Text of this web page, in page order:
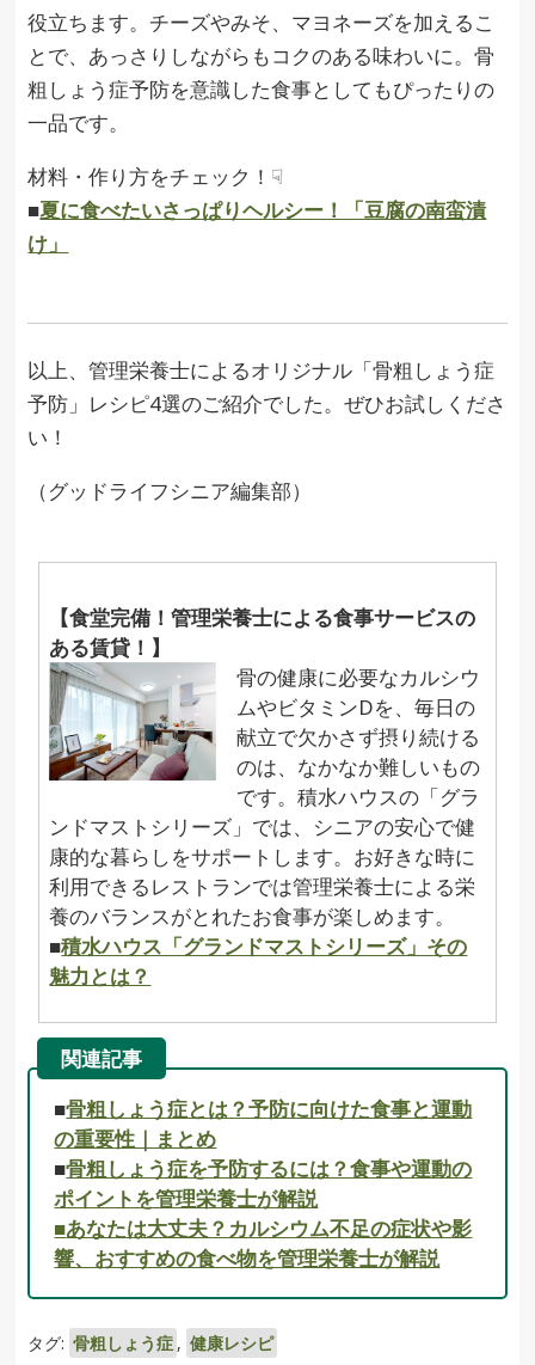
役立ちます。チーズやみそ、マヨネーズを加えるこ
とで、あっさりしながらもコクのある味わいに。骨
粗しょう症予防を意識した食事としてもぴったりの
一品です。
材料・作り方をチェック！☟
■夏に食べたいさっぱりヘルシー！「豆腐の南蛮漬
け」
以上、管理栄養士によるオリジナル「骨粗しょう症
予防」レシピ4選のご紹介でした。ぜひお試しくださ
い！
（グッドライフシニア編集部）
【食堂完備！管理栄養士による食事サービスの
ある賃貸！】
骨の健康に必要なカルシウ
ムやビタミンDを、毎日の
献立で欠かさず摂り続ける
のは、なかなか難しいもの
です。積水ハウスの「グラ
ンドマストシリーズ」では、シニアの安心で健
康的な暮らしをサポートします。お好きな時に
利用できるレストランでは管理栄養士による栄
養のバランスがとれたお食事が楽しめます。
■積水ハウス「グランドマストシリーズ」その
魅力とは？
関連記事
■骨粗しょう症とは？予防に向けた食事と運動
の重要性｜まとめ
■骨粗しょう症を予防するには？食事や運動の
ポイントを管理栄養士が解説
■あなたは大丈夫？カルシウム不足の症状や影
響、おすすめの食べ物を管理栄養士が解説
タグ: 骨粗しょう症 , 健康レシピ